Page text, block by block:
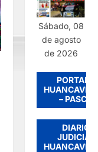
Sábado, 08
de agosto
de 2026
PORTADA
– PASCO
DIARIO
JUDICIAL